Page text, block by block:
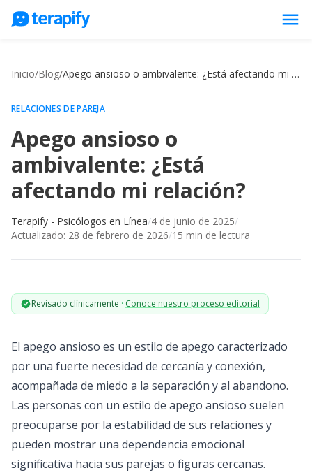
menu
Opiniones
Empresas
Preguntas frecuentes
Blog
Inicio/Blog/ Apego ansioso o ambivalente: ¿Está afectando mi relación?
RELACIONES DE PAREJA
Apego ansioso o
ambivalente: ¿Está
afectando mi relación?
Terapify - Psicólogos en Línea/4 de junio de 2025/
Actualizado: 28 de febrero de 2026/15 min de lectura
Revisado clínicamente · Conoce nuestro proceso editorial
El apego ansioso es un estilo de apego caracterizado
por una fuerte necesidad de cercanía y conexión,
acompañada de miedo a la separación y al abandono.
Las personas con un estilo de apego ansioso suelen
preocuparse por la estabilidad de sus relaciones y
pueden mostrar una dependencia emocional
significativa hacia sus parejas o figuras cercanas.